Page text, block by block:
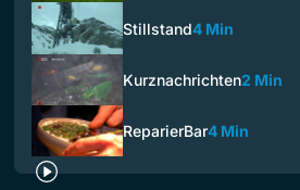
Stillstand4 Min
Kurznachrichten2 Min
ReparierBar4 Min